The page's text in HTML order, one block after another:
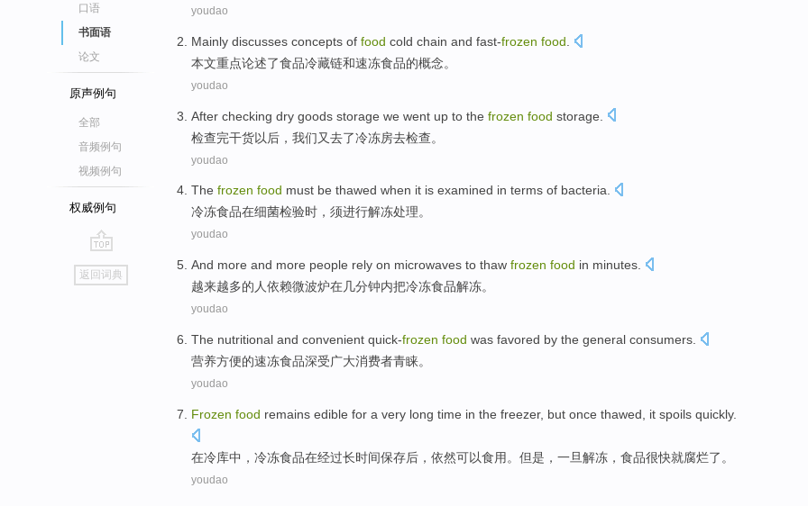
口语
书面语
论文
原声例句
全部
音频例句
视频例句
权威例句
go
top
返回词典
youdao
Mainly discusses concepts of food cold chain and fast-frozen food
本文重点论述了食品冷藏链和速冻食品的概念。
youdao
After checking dry goods storage we went up to the frozen food storage.
检查完干货以后 ， 我们又去了冷冻房去检查。
youdao
The frozen food must be thawed when it is examined in terms of bacteria.
冷冻食品在细菌检验时 ， 须进行解冻处理。
youdao
And more and more people rely on microwaves to thaw frozen food in minutes
越来越多的 人依赖微波炉在几分钟内把冷冻食品解冻。
youdao
The nutritional and convenient quick-frozen food was favored by the general consumers
营养方便的速冻食品深受广大消费者青睐。
youdao
Frozen food remains edible for a very long time in the freezer, but once thawed , it spoils quickly.
在冷库中， 冷冻食品在经过长时间保存后， 依然可以食用 。 但是 ， 一旦解冻 ，食品很快就腐烂了。
youdao